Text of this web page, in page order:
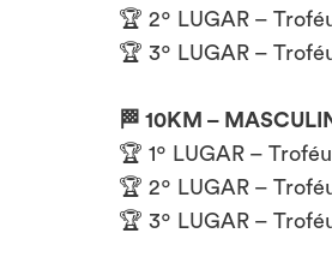
🏆 2º LUGAR –
🏆 3º LUGAR –
🏁 10KM –
🏆 1º LUGAR –
🏆 2º LUGAR –
🏆 3º LUGAR –